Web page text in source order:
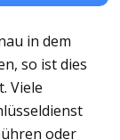
in dem
so ist dies
Viele
oder